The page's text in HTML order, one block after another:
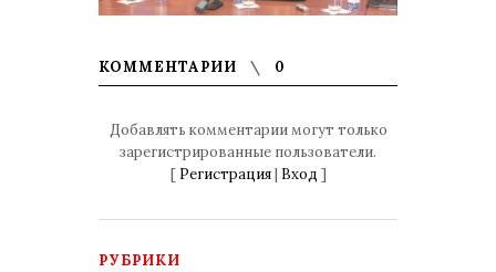
КОММЕНТАРИИ 0
Добавлять комментарии могут только
зарегистрированные пользователи.
[ Регистрация| Вход ]
РУБРИКИ